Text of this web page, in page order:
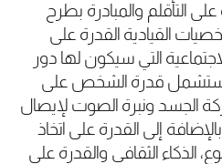
التأقلم والمبادرة بطرح
القيادية القدرة على
التي سيكون لها دور
ستشمل قدرة الشخص على
الجسد ونبرة الصوت لإيصال
إلى القدرة على اتخاذ
الذكاء الثقافي والقدرة على